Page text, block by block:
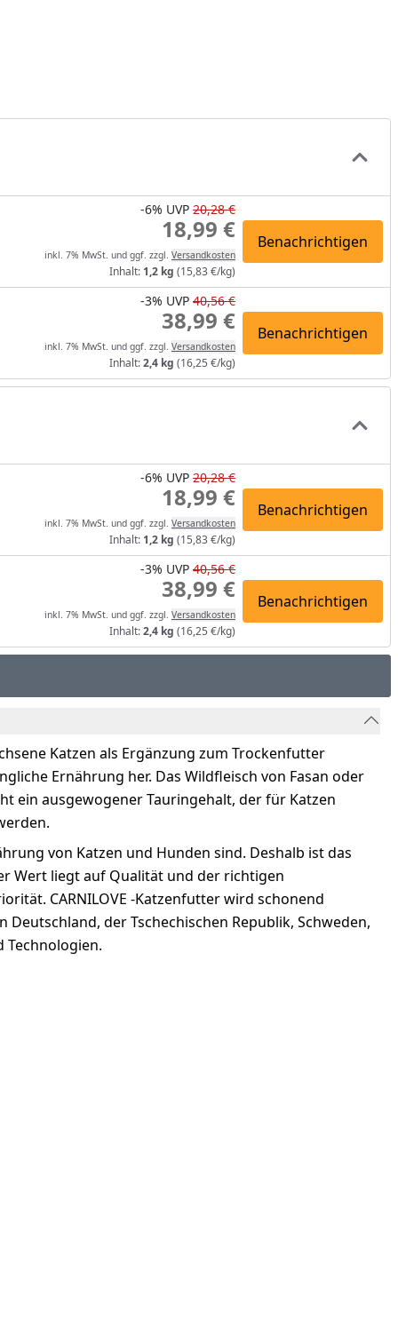
-6% UVP 20,28 €
18,99 €
inkl. 7% MwSt. und ggf. zzgl. Versandkosten
Inhalt: 1,2 kg (15,83 €/kg)
Benachrichtigen
-3% UVP 40,56 €
38,99 €
inkl. 7% MwSt. und ggf. zzgl. Versandkosten
Inhalt:2,4 kg (16,25 €/kg)
Benachrichtigen
-6% UVP 20,28 €
18,99 €
inkl. 7% MwSt. und ggf. zzgl. Versandkosten
Inhalt: 1,2 kg (15,83 €/kg)
Benachrichtigen
-3% UVP 40,56 €
38,99 €
inkl. 7% MwSt. und ggf. zzgl. Versandkosten
Inhalt:2,4 kg (16,25 €/kg)
Benachrichtigen
Katzen als Ergänzung zum Trockenfutter
Ernährung her. Das Wildfleisch von Fasan oder
ein ausgewogener Tauringehalt, der für Katzen
von Katzen und Hunden sind. Deshalb ist das
Wert liegt auf Qualität und der richtigen
CARNILOVE -Katzenfutter wird schonend
der Tschechischen Republik, Schweden,